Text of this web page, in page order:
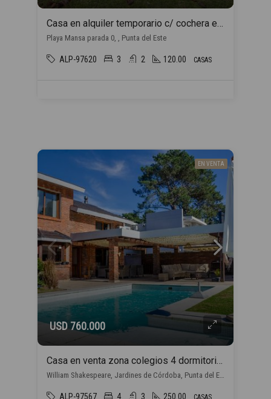
Casa en alquiler temporario c/ cochera en Playa Mansa
Playa Mansa parada 0, , Punta del Este
ALP-97620 3 2 120.00 CASAS
EN VENTA
USD 760.000
Casa en venta zona colegios 4 dormitorios en Punta del Este
William Shakespeare, Jardines de Córdoba, Punta del Este
ALP-97567 4 3 250.00 CASAS